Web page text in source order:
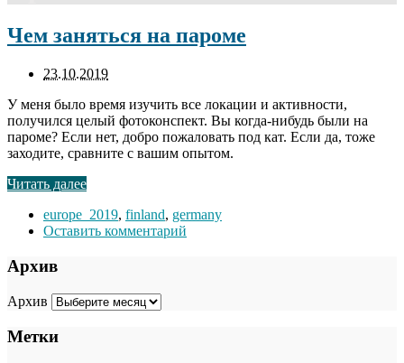
Чем заняться на пароме
23.10.2019
У меня было время изучить все локации и активности,
получился целый фотоконспект. Вы когда-нибудь были на
пароме? Если нет, добро пожаловать под кат. Если да, тоже
заходите, сравните с вашим опытом.
Читать далее
europe_2019, finland, germany
Оставить комментарий
Архив
Архив
Метки